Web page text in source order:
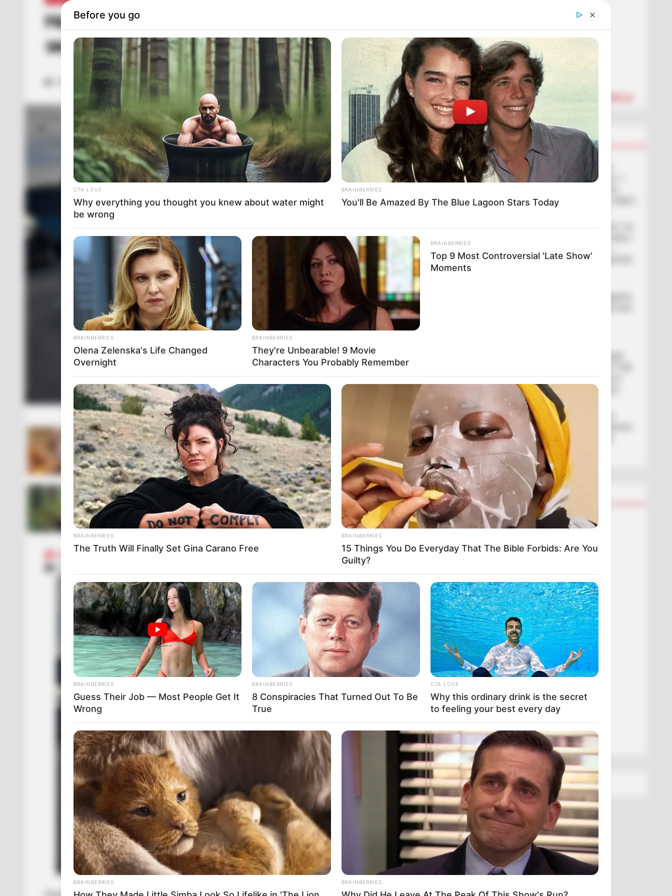
На Закарпатті п’яна жінка в’їхала у блокпост,
загинув прикордонник
Західне регіональне управління Держприкордонслужби України
влажность:
давление:
ветер:
Погода на 10 дней от
Новини
У селі на Закарпатті жінки
взялися засипати джерело, з
воду: що сталося? (фото, відео)
До $20 тисяч за «списання»: на
підозри отримали екскерівники
судитимуть, дії ще двох його
колег розслідує ДБР (відео)
«Батько був би живий»: на
Закарпатті злочинець, чекаючи
7 років на вирок, побив до
смерті пенсіонера
Категорії
Без рубрики
Гарячi
Нам пишуть
Партнерські матеріали
Події
Спорт
Схеми
[wp-rss-aggregator id="2"]
Before you go
CTA LOVE
Why everything you thought you knew about water might
be wrong
BRAINBERRIES
You'll Be Amazed By The Blue Lagoon Stars Today
BRAINBERRIES
Olena Zelenska's Life Changed
Overnight
BRAINBERRIES
They're Unbearable! 9 Movie
Characters You Probably Remember
BRAINBERRIES
Top 9 Most Controversial 'Late Show'
Moments
BRAINBERRIES
The Truth Will Finally Set Gina Carano Free
BRAINBERRIES
15 Things You Do Everyday That The Bible Forbids: Are You
Guilty?
BRAINBERRIES
Guess Their Job — Most People Get It
Wrong
BRAINBERRIES
8 Conspiracies That Turned Out To Be
True
CTA LOVE
Why this ordinary drink is the secret
to feeling your best every day
BRAINBERRIES BRAINBERRIES